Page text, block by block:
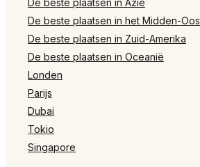
De beste plaatsen in het Midden-
De beste plaatsen in Zuid-Amerika
De beste plaatsen in Oceanië
Londen
Parijs
Dubai
Tokio
Singapore